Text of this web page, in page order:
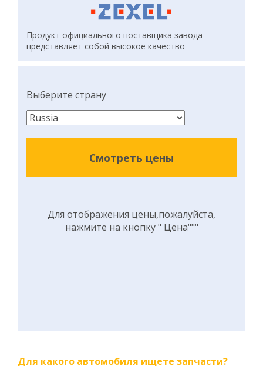
Продукт официального поставщика завода
представляет собой высокое качество
Выберите страну
Смотреть цены
Для отображения цены,пожалуйста,
нажмите на кнопку " Цена"""
Для какого автомобиля ищете запчасти?